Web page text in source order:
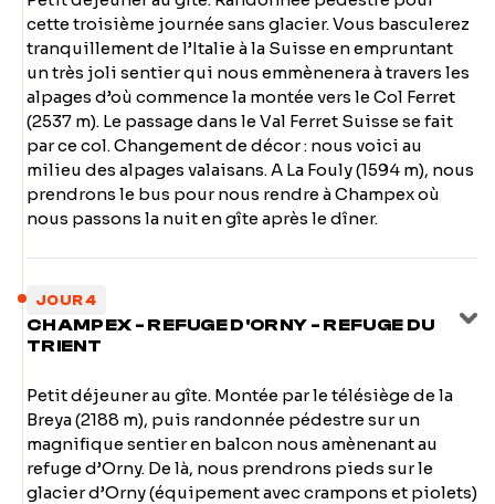
cette troisième journée sans glacier. Vous basculerez
tranquillement de l’Italie à la Suisse en empruntant
un très joli sentier qui nous emmènenera à travers les
alpages d’où commence la montée vers le Col Ferret
(2537 m). Le passage dans le Val Ferret Suisse se fait
par ce col. Changement de décor : nous voici au
milieu des alpages valaisans. A La Fouly (1594 m), nous
prendrons le bus pour nous rendre à Champex où
nous passons la nuit en gîte après le dîner.
JOUR 4
CHAMPEX - REFUGE D'ORNY - REFUGE DU
TRIENT
Petit déjeuner au gîte. Montée par le télésiège de la
Breya (2188 m), puis randonnée pédestre sur un
magnifique sentier en balcon nous amènenant au
refuge d’Orny. De là, nous prendrons pieds sur le
glacier d’Orny (équipement avec crampons et piolets)